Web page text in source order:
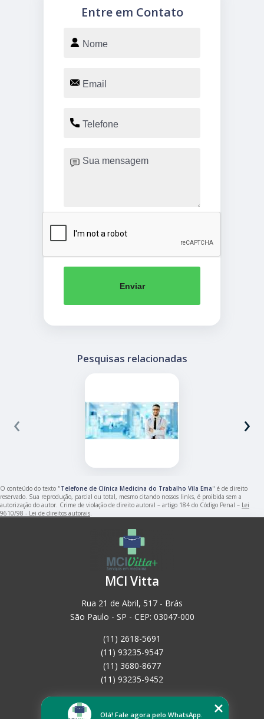
Entre em Contato
Enviar
Pesquisas relacionadas
‹ ›
O conteúdo do texto "Telefone de Clínica Medicina do Trabalho Vila Ema" é de direito
reservado. Sua reprodução, parcial ou total, mesmo citando nossos links, é proibida sem a
autorização do autor. Crime de violação de direito autoral – artigo 184 do Código Penal – Lei
9610/98 - Lei de direitos autorais.
MCI Vitta
Rua 21 de Abril, 517 - Brás
São Paulo - SP - CEP: 03047-000
(11) 2618-5691
(11) 93235-9547
(11) 3680-8677
(11) 93235-9452
Empresa
Olá! Fale agora pelo WhatsApp.